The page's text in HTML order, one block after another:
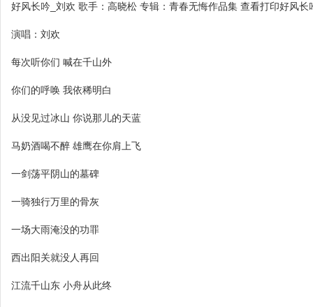
好风长吟_刘欢 歌手：高晓松 专辑：青春无悔作品集 查看打印好风长
演唱：刘欢
每次听你们 喊在千山外
你们的呼唤 我依稀明白
从没见过冰山 你说那儿的天蓝
马奶酒喝不醉 雄鹰在你肩上飞
一剑荡平阴山的墓碑
一骑独行万里的骨灰
一场大雨淹没的功罪
西出阳关就没人再回
江流千山东 小舟从此终